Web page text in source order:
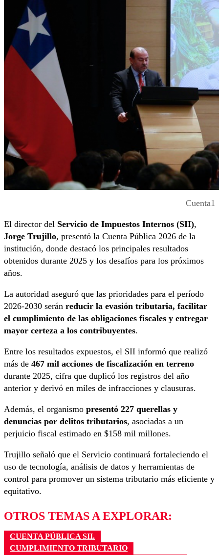
Cuenta1
El director del Servicio de Impuestos Internos (SII),
Jorge Trujillo, presentó la Cuenta Pública 2026 de la
institución, donde destacó los principales resultados
obtenidos durante 2025 y los desafíos para los próximos
años.
La autoridad aseguró que las prioridades para el período
2026-2030 serán reducir la evasión tributaria, facilitar
el cumplimiento de las obligaciones fiscales y entregar
mayor certeza a los contribuyentes.
Entre los resultados expuestos, el SII informó que realizó
más de 467 mil acciones de fiscalización en terreno
durante 2025, cifra que duplicó los registros del año
anterior y derivó en miles de infracciones y clausuras.
Además, el organismo presentó 227 querellas y
denuncias por delitos tributarios, asociadas a un
perjuicio fiscal estimado en $158 mil millones.
Trujillo señaló que el Servicio continuará fortaleciendo el
uso de tecnología, análisis de datos y herramientas de
control para promover un sistema tributario más eficiente y
equitativo.
OTROS TEMAS A EXPLORAR:
CUENTA PÚBLICA SII.
CUMPLIMIENTO TRIBUTARIO